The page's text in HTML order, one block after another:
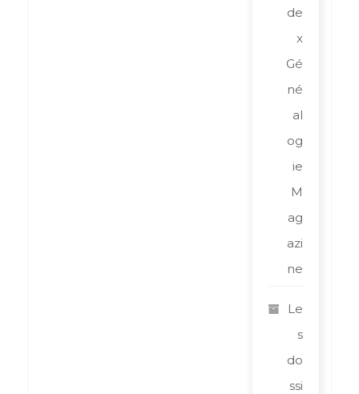
de
x
Gé
né
al
og
ie
M
ag
azi
ne
Le
s
do
ssi